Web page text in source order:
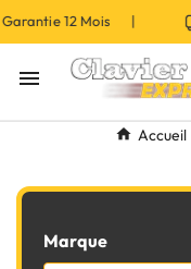
12 Mois |

Accueil
Marque